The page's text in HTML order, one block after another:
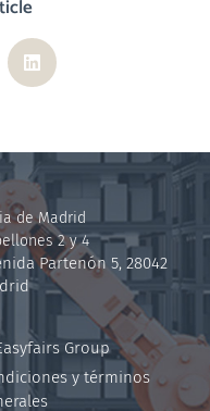
de Madrid
2 y 4
Partenón 5, 28042
Group
y términos